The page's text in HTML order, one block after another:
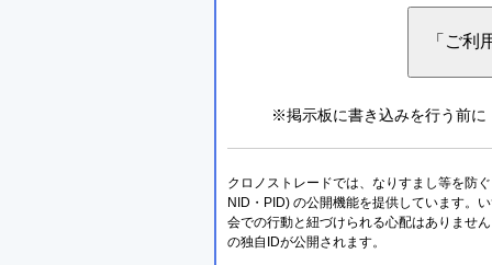
※掲示板に書き込みを行う前に
クロノストレードでは、なりすまし等を防
NID・PID) の公開機能を提供しています。
会での行動と紐づけられる心配はありませ
の独自IDが公開されます。